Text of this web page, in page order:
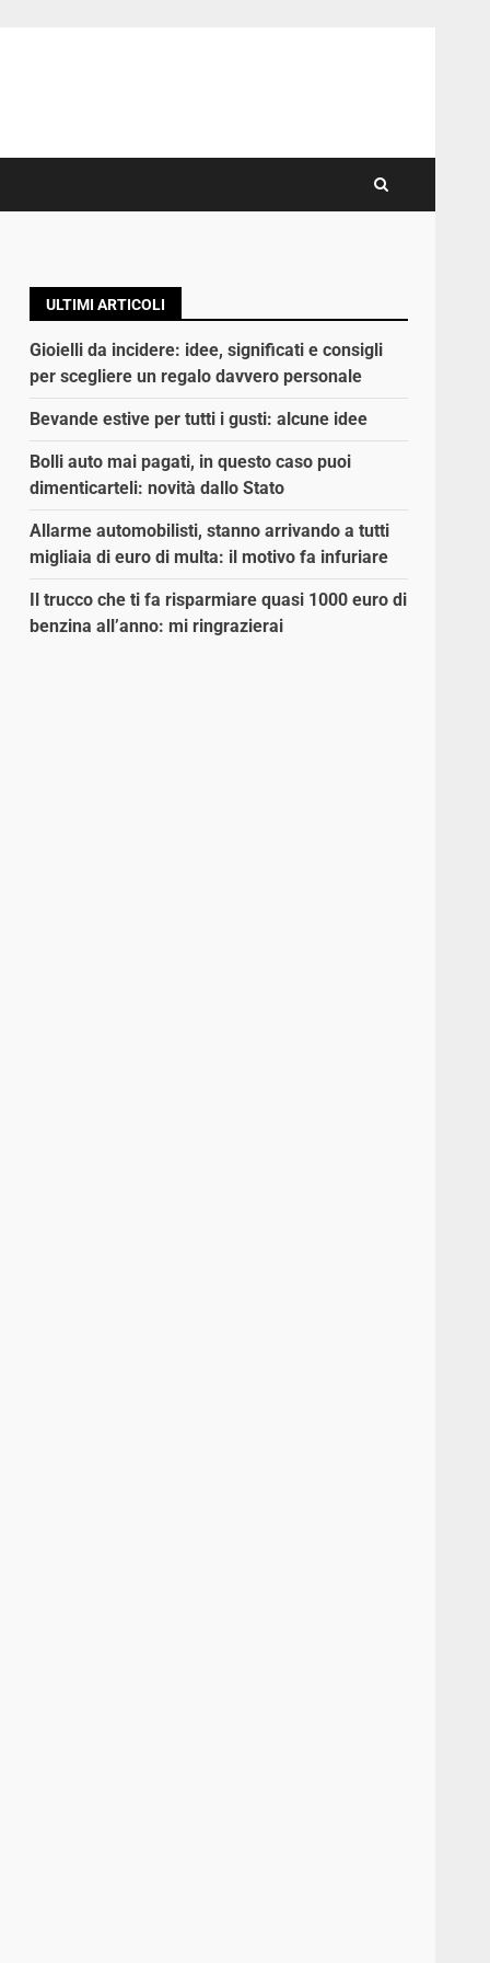
ULTIMI ARTICOLI
Gioielli da incidere: idee, significati e consigli
per scegliere un regalo davvero personale
Bevande estive per tutti i gusti: alcune idee
Bolli auto mai pagati, in questo caso puoi
dimenticarteli: novità dallo Stato
Allarme automobilisti, stanno arrivando a tutti
migliaia di euro di multa: il motivo fa infuriare
Il trucco che ti fa risparmiare quasi 1000 euro di
benzina all’anno: mi ringrazierai